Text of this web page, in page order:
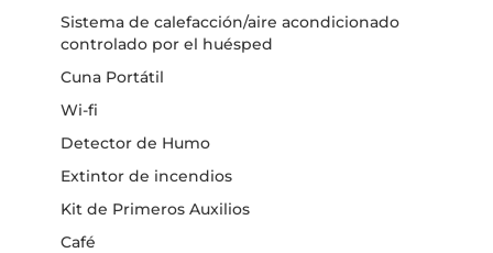
Sistema de calefacción/aire acondicionado
controlado por el huésped
Cuna Portátil
Wi-fi
Detector de Humo
Extintor de incendios
Kit de Primeros Auxilios
Café